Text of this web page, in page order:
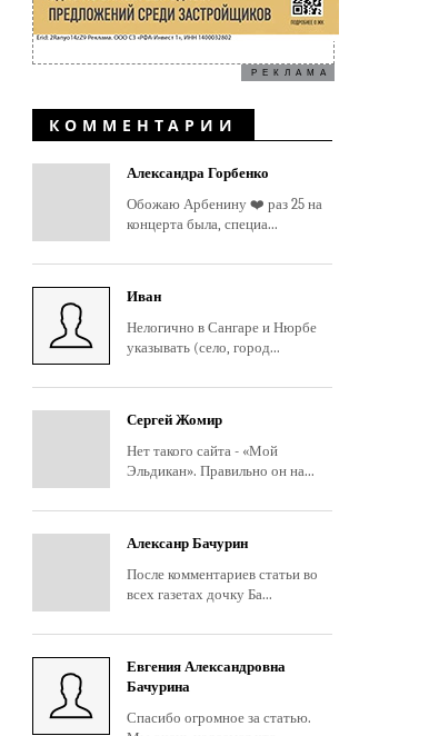
РЕКЛАМА
КОММЕНТАРИИ
Александра Горбенко
Обожаю Арбенину ❤️ раз 25 на
концерта была, специа...
Иван
Нелогично в Сангаре и Нюрбе
указывать (село, город...
Сергей Жомир
Нет такого сайта - «Мой
Эльдикан». Правильно он на...
Алексанр Бачурин
После комментариев статьи во
всех газетах дочку Ба...
Евгения Александровна
Бачурина
Спасибо огромное за статью.